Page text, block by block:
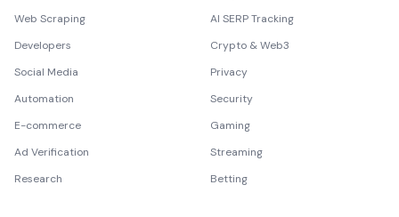
Web Scraping
Developers
Social Media
Automation
E-commerce
Ad Verification
Research
AI SERP Tracking
Crypto & Web3
Privacy
Security
Gaming
Streaming
Betting